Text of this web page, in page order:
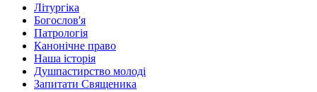
Літургіка
Богослов'я
Патрологія
Канонічне право
Наша історія
Душпастирство молоді
Запитати Священика